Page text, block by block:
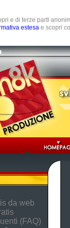
e di terze parti
estesa e scopri
da web
(FAQ)